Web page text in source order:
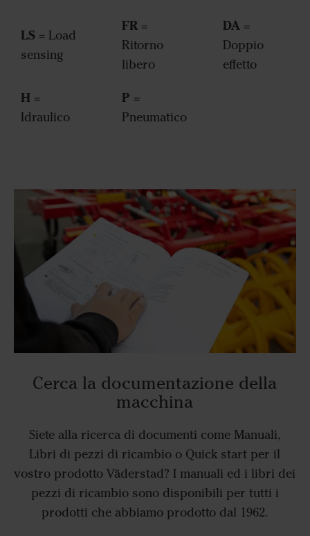
LS = Load
sensing
FR =
Ritorno
libero
DA =
Doppio
effetto
H =
Idraulico
P =
Pneumatico
Cerca la documentazione della
macchina
Siete alla ricerca di documenti come Manuali,
Libri di pezzi di ricambio o Quick start per il
vostro prodotto Väderstad? I manuali ed i libri dei
pezzi di ricambio sono disponibili per tutti i
prodotti che abbiamo prodotto dal 1962.